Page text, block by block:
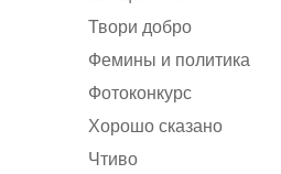
Твори добро
Фемины и политика
Фотоконкурс
Хорошо сказано
Чтиво